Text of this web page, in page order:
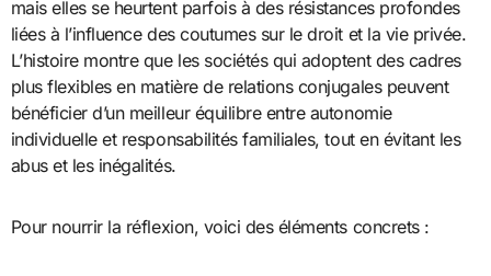
mais elles se heurtent parfois à des résistances profondes
liées à l’influence des coutumes sur le droit et la vie privée.
L’histoire montre que les sociétés qui adoptent des cadres
plus flexibles en matière de relations conjugales peuvent
bénéficier d’un meilleur équilibre entre autonomie
individuelle et responsabilités familiales, tout en évitant les
abus et les inégalités.
Pour nourrir la réflexion, voici des éléments concrets :